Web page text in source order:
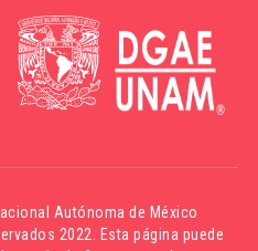
Autónoma de México
2022. Esta página puede